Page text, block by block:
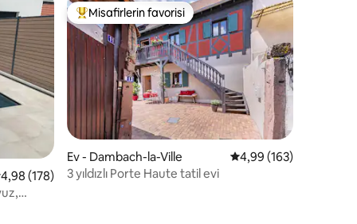
ortalama 4,98 puan, 178 değerlendirme
4,98 (178)
Misafirlerin favorilerinden en beğenilenler arasında
Misafirlerin favorisi
Ev - Dambach-la-Ville 5 üzerinden ortalama
4,99 (163)
3 yıldızlı Porte Haute tatil evi